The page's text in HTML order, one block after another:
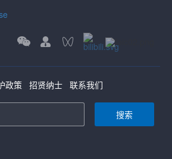
政策 招贤纳士 联系我们
搜索